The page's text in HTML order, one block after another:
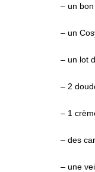
– un
– un
– un lot
– 2
– 1
– des
– une